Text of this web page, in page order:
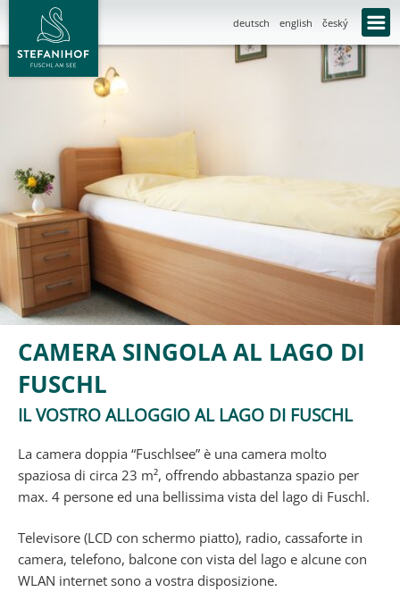
deutsch english český
CAMERA SINGOLA AL LAGO DI
FUSCHL
IL VOSTRO ALLOGGIO AL LAGO DI FUSCHL
La camera doppia “Fuschlsee” è una camera molto
spaziosa di circa 23 m², offrendo abbastanza spazio per
max. 4 persone ed una bellissima vista del lago di Fuschl.
Televisore (LCD con schermo piatto), radio, cassaforte in
camera, telefono, balcone con vista del lago e alcune con
WLAN internet sono a vostra disposizione.